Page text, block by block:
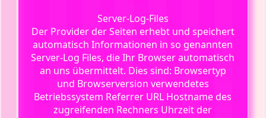
Server-Log-Files
Der Provider der Seiten erhebt und speichert
automatisch Informationen in so genannten
Server-Log Files, die Ihr Browser automatisch
an uns übermittelt. Dies sind: Browsertyp
und Browserversion verwendetes
Betriebssystem Referrer URL Hostname des
zugreifenden Rechners Uhrzeit der